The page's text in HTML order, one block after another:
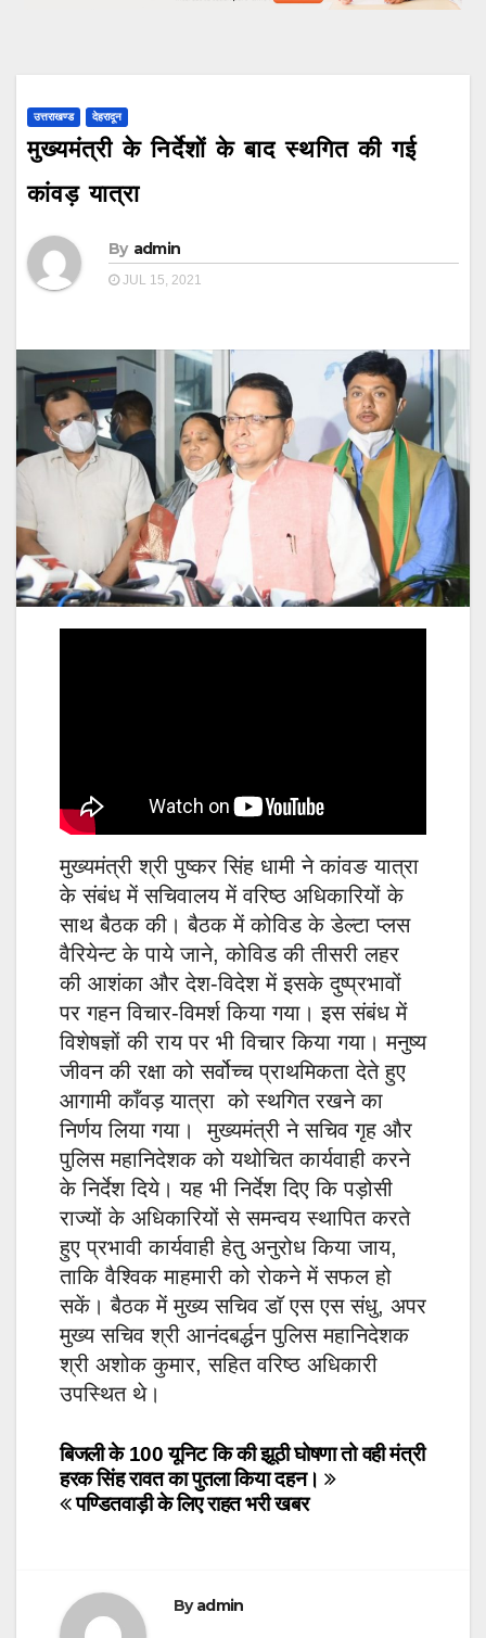
उत्तराखण्ड देहरादून
मुख्यमंत्री के निर्देशों के बाद स्थगित की गई
कांवड़ यात्रा
By admin
JUL 15, 2021
मुख्यमंत्री श्री पुष्कर सिंह धामी ने कांवङ यात्रा
के संबंध में सचिवालय में वरिष्ठ अधिकारियों के
साथ बैठक की। बैठक में कोविड के डेल्टा प्लस
वैरियेन्ट के पाये जाने, कोविड की तीसरी लहर
की आशंका और देश-विदेश में इसके दुष्प्रभावों
पर गहन विचार-विमर्श किया गया। इस संबंध में
विशेषज्ञों की राय पर भी विचार किया गया। मनुष्य
जीवन की रक्षा को सर्वोच्च प्राथमिकता देते हुए
आगामी काँवड़ यात्रा को स्थगित रखने का
निर्णय लिया गया। मुख्यमंत्री ने सचिव गृह और
पुलिस महानिदेशक को यथोचित कार्यवाही करने
के निर्देश दिये। यह भी निर्देश दिए कि पड़ोसी
राज्यों के अधिकारियों से समन्वय स्थापित करते
हुए प्रभावी कार्यवाही हेतु अनुरोध किया जाय,
ताकि वैश्विक माहमारी को रोकने में सफल हो
सकें। बैठक में मुख्य सचिव डाॅ एस एस संधु, अपर
मुख्य सचिव श्री आनंदबर्द्धन पुलिस महानिदेशक
श्री अशोक कुमार, सहित वरिष्ठ अधिकारी
उपस्थित थे।
Post
navigation
बिजली के 100 यूनिट कि की झूठी घोषणा तो वही मंत्री
हरक सिंह रावत का पुतला किया दहन।
पण्डितवाड़ी के लिए राहत भरी खबर
Byadmin